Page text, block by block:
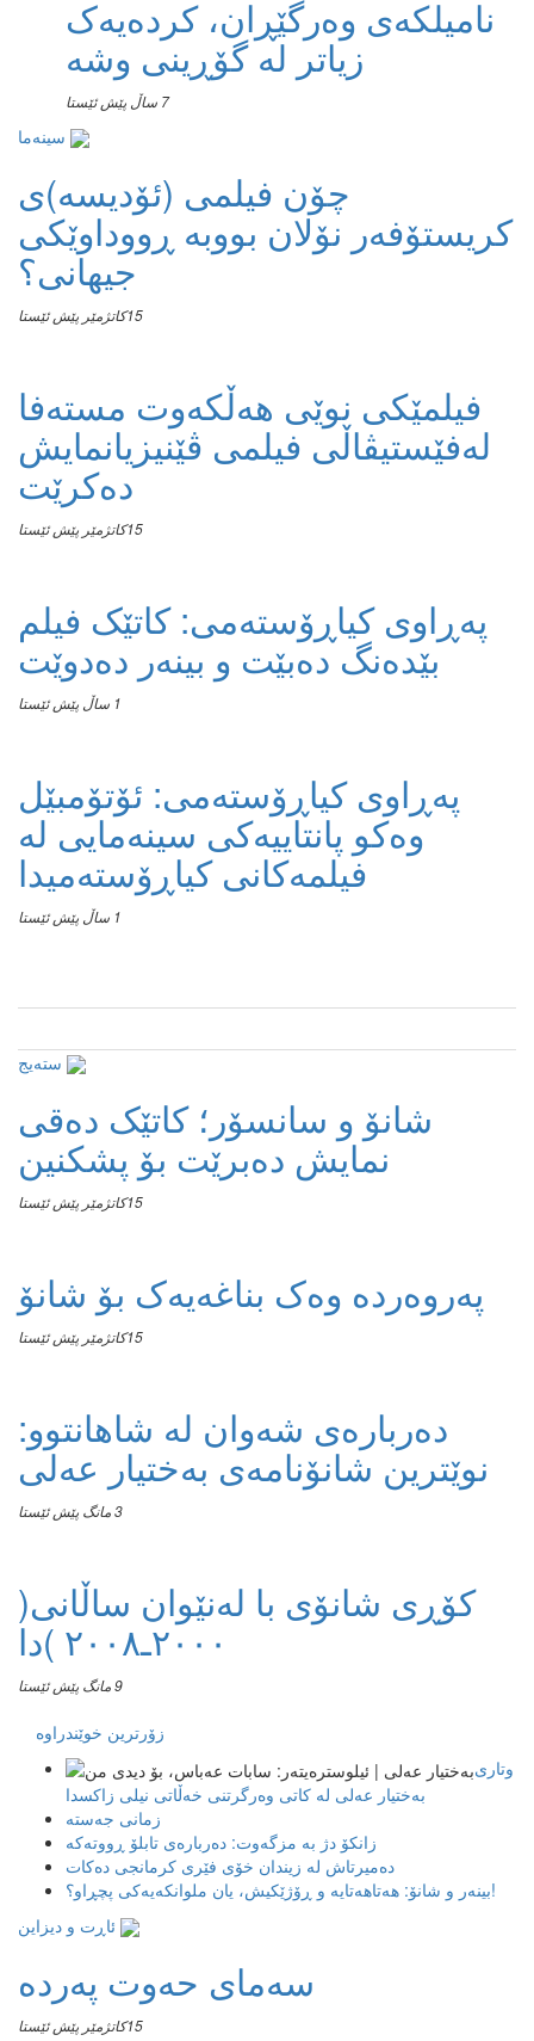
نامیلكه‌ی وەرگێڕان، کردەیەک
زیاتر لە گۆڕینی وشە
7 ساڵ پێش ئێستا
چۆن فیلمی (ئۆدیسە)ی
کریستۆفەر نۆلان بووبە ڕووداوێکی
جیهانی؟
15كاتژمێر پێش ئێستا
فیلمێکی نوێی هەڵکەوت مستەفا
لەفێستیڤاڵی فیلمی ڤێنیزیانمایش
دەکرێت
15كاتژمێر پێش ئێستا
پەڕاوی کیاڕۆستەمی: کاتێک فیلم
بێدەنگ دەبێت و بینەر دەدوێت
1 ساڵ پێش ئێستا
پەڕاوی کیاڕۆستەمی: ئۆتۆمبێل
وەکو پانتاییەکی سینەمایی لە
فیلمەکانی کیاڕۆستەمیدا
1 ساڵ پێش ئێستا
شانۆ و سانسۆر؛ کاتێک دەقی
نمایش دەبرێت بۆ پشکنین
15كاتژمێر پێش ئێستا
پەروەردە وەک بناغەیەک بۆ شانۆ
15كاتژمێر پێش ئێستا
دەربارەی شەوان لە شاهانتوو:
نوێترین شانۆنامەی بەختیار عەلی
3 مانگ پێش ئێستا
کۆڕی شانۆی با لەنێوان ساڵانی(
٢٠٠٠ـ٢٠٠٨ )دا
9 مانگ پێش ئێستا
زۆرترین خوێندراوە
وتاری
بەختیار عەلی لە کاتی وەرگرتنی خەڵاتی نیلی زاکسدا
زمانی جەستە
زانکۆ دژ بە مزگەوت: دەربارەى تابلۆ ڕووتەکە
ده‌میرتاش له‌ زیندان خۆی فێری كرمانجی ده‌كات
بینەر و شانۆ: هەتاھەتایە و ڕۆژێکیش، یان ملوانکەیەکی پچڕاو؟!
سەمای حەوت پەردە
15كاتژمێر پێش ئێستا